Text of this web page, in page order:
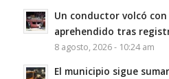
Un conductor volcó
aprehendido tras
8 agosto, 2026 - 10:24 am
El municipio sigue